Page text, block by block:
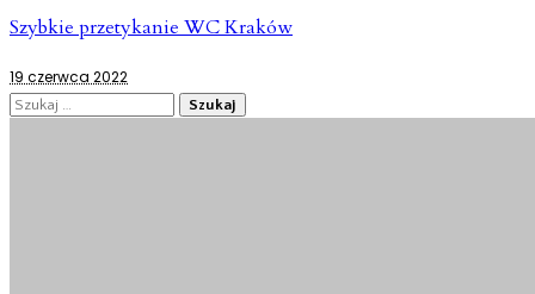
Szybkie przetykanie WC Kraków
19 czerwca 2022
Szukaj: